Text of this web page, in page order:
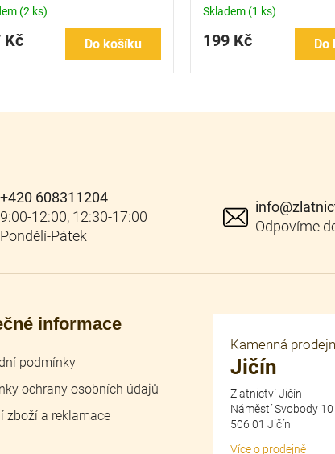
(2 ks)
Kč Do košíku
Skladem (1 ks)
199 Kč Do
info@
+420 608311204
informace
podmínky
ochrany osobních údajů
zboží a reklamace
Kamenná
Jičín
Zlatnictví Jičín
Náměstí Svobody 10
506 01 Jičín
Více o prodejně